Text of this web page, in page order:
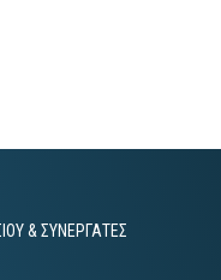
& ΣΥΝΕΡΓΑΤΕΣ